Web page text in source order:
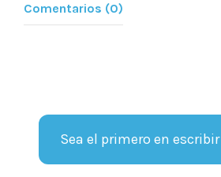
Comentarios (0)
Sea el primero en